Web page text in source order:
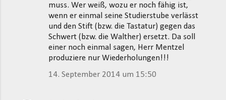
muss. Wer weiß, wozu er noch fähig ist,
wenn er einmal seine Studierstube verlässt
und den Stift (bzw. die Tastatur) gegen das
Schwert (bzw. die Walther) ersetzt. Da soll
einer noch einmal sagen, Herr Mentzel
produziere nur Wiederholungen!!!
14. September 2014 um 15:50